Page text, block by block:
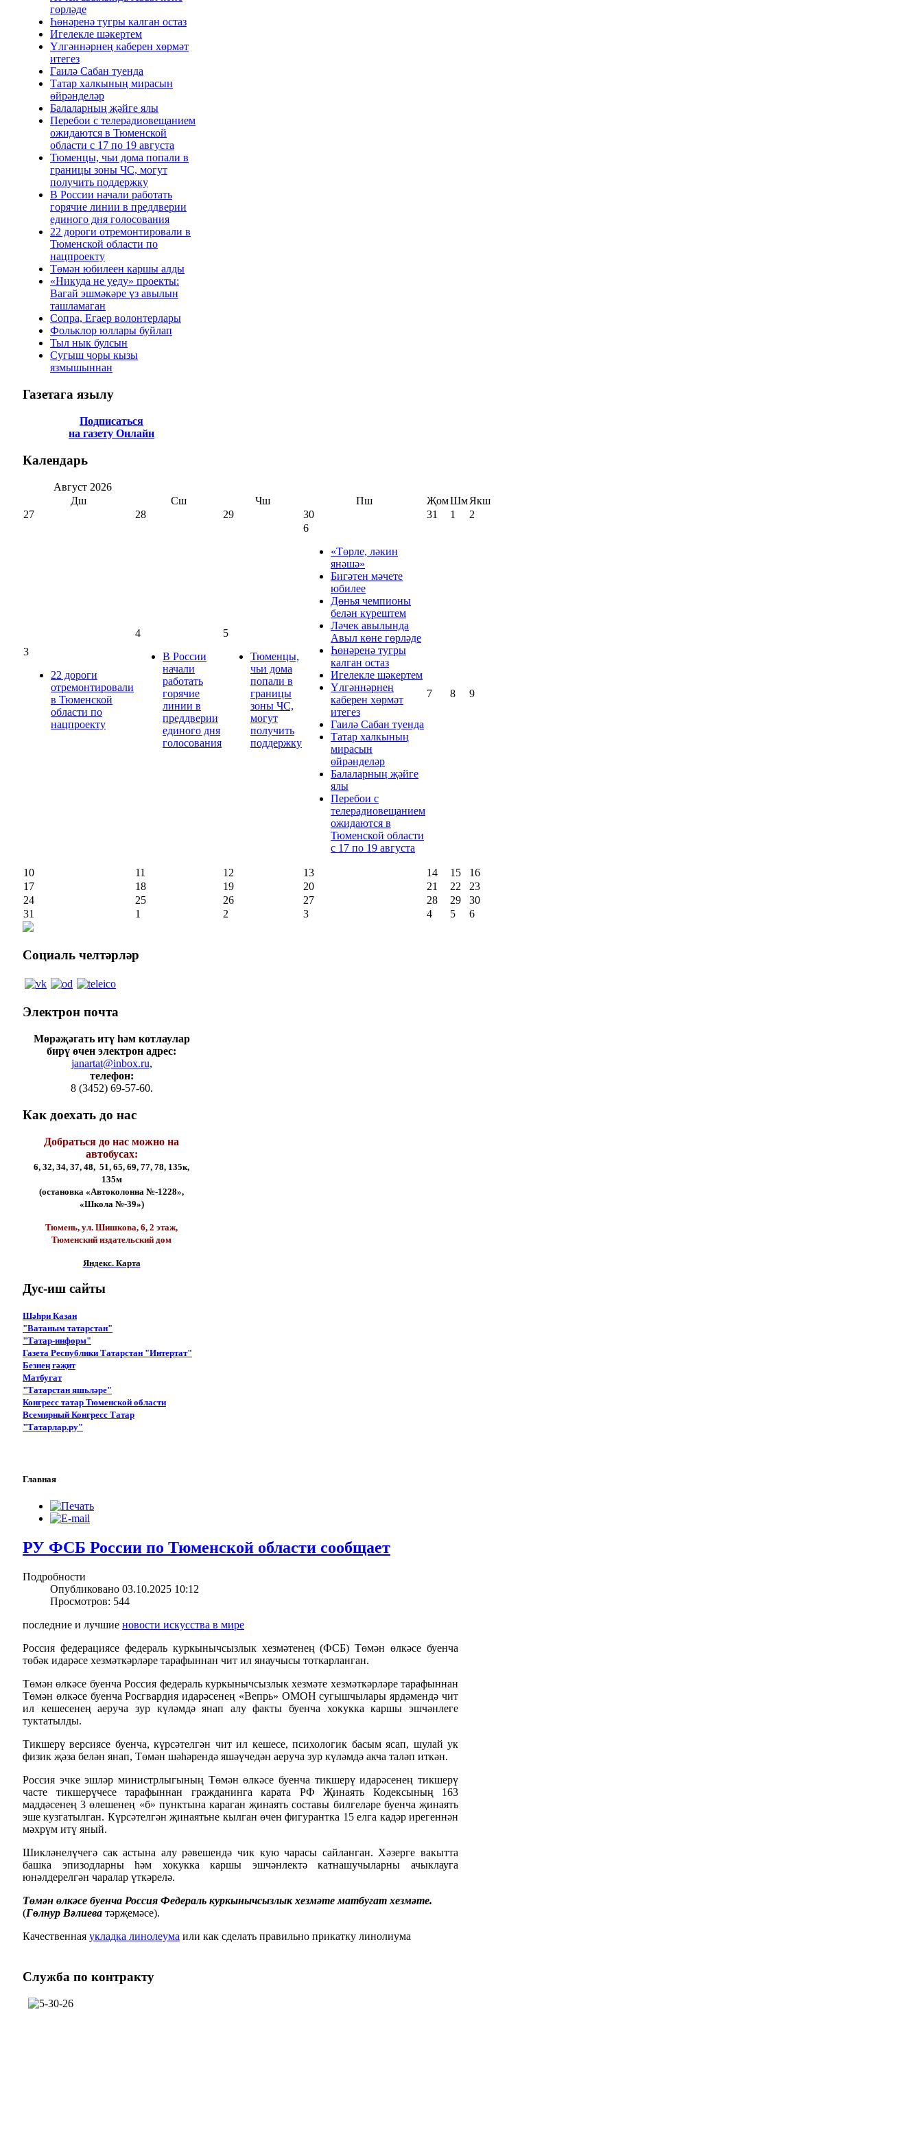
гөрләде
Һөнәренә тугры калган остаз
Игелекле шәкертем
Үлгәннәрнең каберен хөрмәт
итегез
Гаилә Сабан туенда
Татар халкының мирасын
өйрәнделәр
Балаларның җәйге ялы
Перебои с телерадиовещанием
ожидаются в Тюменской
области с 17 по 19 августа
Тюменцы, чьи дома попали в
границы зоны ЧС, могут
получить поддержку
В России начали работать
горячие линии в преддверии
единого дня голосования
22 дороги отремонтировали в
Тюменской области по
нацпроекту
Төмән юбилеен каршы алды
«Никуда не уеду» проекты:
Вагай эшмәкәре үз авылын
ташламаган
Сопра, Егаер волонтерлары
Фольклор юллары буйлап
Тыл нык булсын
Сугыш чоры кызы
язмышыннан
Газетага язылу
Подписаться
на газету Онлайн
Календарь
Август 2026
Дш
Сш Чш Пш ҖомШмЯкш
27
28 29 30 31 1 2
3
22 дороги
отремонтировали
в Тюменской
области по
нацпроекту
4
В России
начали
работать
горячие
линии в
преддверии
единого дня
голосования
5
Тюменцы,
чьи дома
попали в
границы
зоны ЧС,
могут
получить
поддержку
6
«Төрле, ләкин
янәшә»
Бигәтен мәчете
юбилее
Дөнья чемпионы
белән күрештем
Ләчек авылында
Авыл көне гөрләде
Һөнәренә тугры
калган остаз
Игелекле шәкертем
Үлгәннәрнең
каберен хөрмәт
итегез
Гаилә Сабан туенда
Татар халкының
мирасын
өйрәнделәр
Балаларның җәйге
ялы
Перебои с
телерадиовещанием
ожидаются в
Тюменской области
с 17 по 19 августа
7 8 9
10 11 12 13 14 15
16
17
18 19 20 21 22
23
24
25 26 27 28 29
30
31
1 2 3 4 5 6
Социаль челтәрләр
Электрон почта
Мөрәҗәгать итү һәм котлаулар
бирү өчен электрон адрес:
janartat@inbox.ru,
телефон:
8 (3452) 69-57-60.
Как доехать до нас
Добраться до нас можно на
автобусах:
6, 32, 34, 37, 48, 51, 65, 69, 77, 78, 135к,
135м
(остановка «Автоколонна №-1228»,
«Школа №-39»)
Тюмень, ул. Шишкова, 6, 2 этаж,
Тюменский издательский дом
Яндекс. Карта
Дус-иш сайты
Шәһри Казан
"Ватаным татарстан"
"Татар-информ"
Газета Республики Татарстан "Интертат"
Безнең гәҗит
Матбугат
"Татарстан яшьләре"
Конгресс татар Тюменской области
Всемирный Конгресс Татар
"Татарлар.ру"
Главная
РУ ФСБ России по Тюменской области сообщает
Подробности
Опубликовано 03.10.2025 10:12
Просмотров: 544
последние и лучшие новости искусства в мире
Россия федерациясе федераль куркынычсызлык хезмәтенең (ФСБ) Төмән өлкәсе буенча
төбәк идарәсе хезмәткәрләре тарафыннан чит ил янаучысы тоткарланган.
Төмән өлкәсе буенча Россия федераль куркынычсызлык хезмәте хезмәткәрләре тарафыннан
Төмән өлкәсе буенча Росгвардия идарәсенең «Вепрь» ОМОН сугышчылары ярдәмендә чит
ил кешесенең аеруча зур күләмдә янап алу факты буенча хокукка каршы эшчәнлеге
туктатылды.
Тикшерү версиясе буенча, күрсәтелгән чит ил кешесе, психологик басым ясап, шулай ук
физик җәза белән янап, Төмән шәһәрендә яшәүчедән аеруча зур күләмдә акча таләп иткән.
Россия эчке эшләр министрлыгының Төмән өлкәсе буенча тикшерү идарәсенең тикшерү
часте тикшерүчесе тарафыннан гражданинга карата РФ Җинаять Кодексының 163
маддәсенең 3 өлешенең «б» пунктына караган җинаять составы билгеләре буенча җинаять
эше кузгатылган. Күрсәтелгән җинаятьне кылган өчен фигурантка 15 елга кадәр ирегеннән
мәхрүм итү яный.
Шикләнелүчегә сак астына алу рәвешендә чик кую чарасы сайланган. Хәзерге вакытта
башка эпизодларны һәм хокукка каршы эшчәнлектә катнашучыларны ачыклауга
юнәлдерелгән чаралар үткәрелә.
Төмән өлкәсе буенча Россия Федераль куркынычсызлык хезмәте матбугат хезмәте.
(Гөлнур Вәлиева тәрҗемәсе).
Качественная укладка линолеума или как сделать правильно прикатку линолиума
Служба по контракту